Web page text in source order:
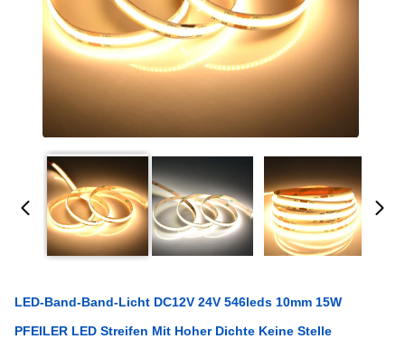
LED-Band-Band-Licht DC12V 24V 546leds 10mm 15W
PFEILER LED Streifen Mit Hoher Dichte Keine Stelle